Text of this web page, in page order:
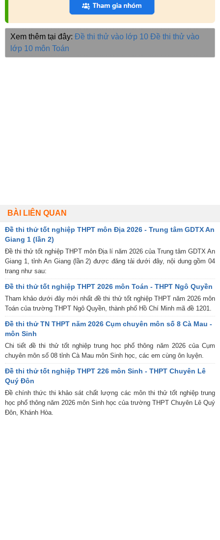
Xem thêm tại đây: Đề thi thử vào lớp 10 Đề thi thử vào
lớp 10 môn Toán
BÀI LIÊN QUAN
Đề thi thử tốt nghiệp THPT môn Địa 2026 - Trung tâm GDTX An
Giang 1 (lần 2)
Đề thi thử tốt nghiệp THPT môn Địa lí năm 2026 của Trung tâm GDTX An
Giang 1, tỉnh An Giang (lần 2) được đăng tải dưới đây, nội dung gồm 04
trang như sau:
Đề thi thử tốt nghiệp THPT 2026 môn Toán - THPT Ngô Quyền
Tham khảo dưới đây mới nhất đề thi thử tốt nghiệp THPT năm 2026 môn
Toán của trường THPT Ngô Quyền, thành phố Hồ Chí Minh mã đề 1201.
Đề thi thử TN THPT năm 2026 Cụm chuyên môn số 8 Cà Mau -
môn Sinh
Chi tiết đề thi thử tốt nghiệp trung học phổ thông năm 2026 của Cụm
chuyên môn số 08 tỉnh Cà Mau môn Sinh học, các em cùng ôn luyện.
Đề thi thử tốt nghiệp THPT 226 môn Sinh - THPT Chuyên Lê
Quý Đôn
Đề chính thức thi khảo sát chất lượng các môn thi thử tốt nghiệp trung
học phổ thông năm 2026 môn Sinh học của trường THPT Chuyên Lê Quý
Đôn, Khánh Hòa.